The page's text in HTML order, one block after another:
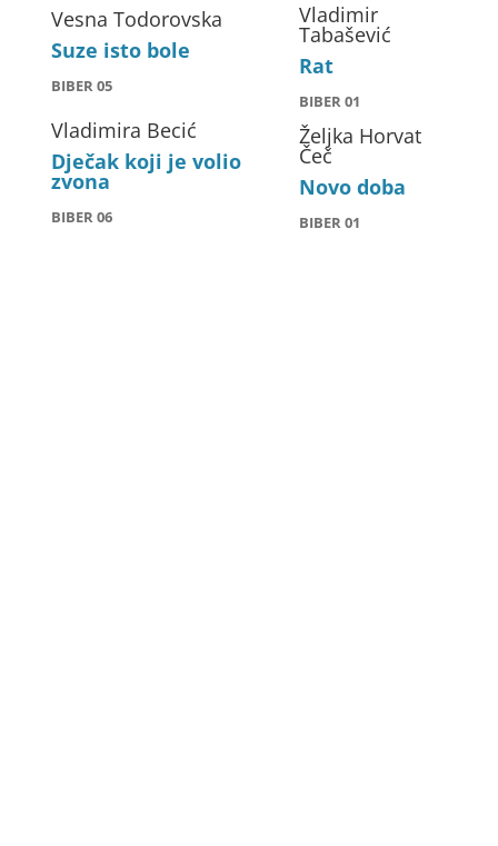
Vesna Todorovska
Suze isto bole
BIBER 05
Vladimir
Tabašević
Rat
BIBER 01
Vladimira Becić
Dječak koji je volio
zvona
BIBER 06
Željka Horvat
Čeč
Novo doba
BIBER 01